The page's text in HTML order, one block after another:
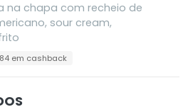
na chapa com recheio de
sour cream,
em cashback